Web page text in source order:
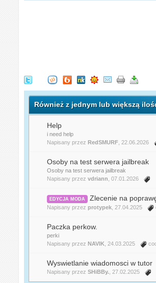
Również z jednym lub większą
Help
i need help
Napisany przez RedSMURF , 22.06.2026
Osoby na test serwera jailbreak
Osoby na test serwera jailbreak
Napisany przezvdriann , 07.01.2026
EDYCJA MODA Zlecenie na
Napisany przez protypek , 27.04.2025
Paczka perkow.
perki
Napisany przez NAVIK , 24.03.2025
Wyswietlanie wiadomosci w tutor
Napisany przezSHiBBy. , 27.02.2025